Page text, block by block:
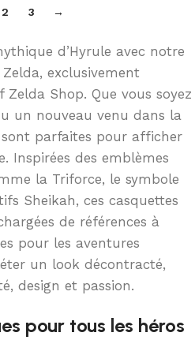
2 3 →
d’Hyrule avec notre
exclusivement
Shop. Que vous soyez
un nouveau venu dans la
sont parfaites pour afficher
Inspirées des emblèmes
la Triforce, le symbole
Sheikah, ces casquettes
de références à
pour les aventures
un look décontracté,
design et passion.
pour tous les héros